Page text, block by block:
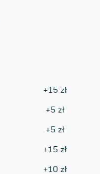
+15 zł
+5 zł
+5 zł
+15 zł
+10 zł